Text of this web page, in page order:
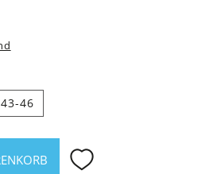
43-46